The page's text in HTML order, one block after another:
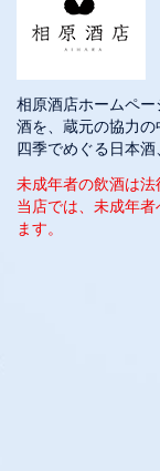
相原酒店ホームペ
酒を、蔵元の協力の
四季でめぐる日本酒
未成年者の飲酒は法
当店では、未成年
ます。